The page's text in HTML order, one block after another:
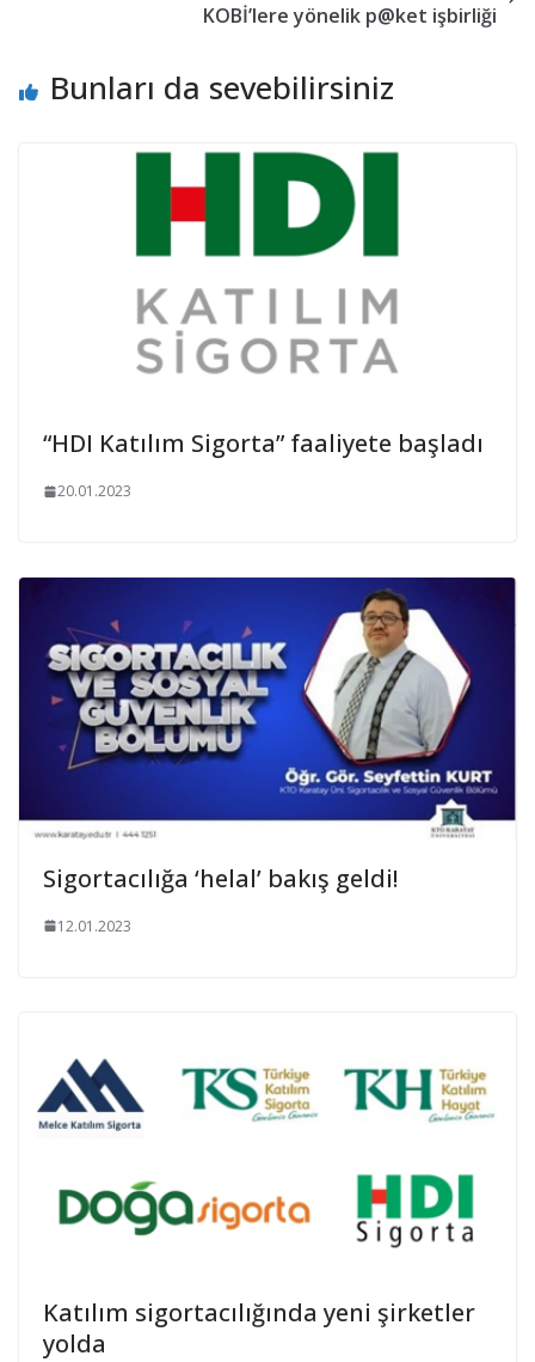
KOBİ’lere yönelik p@ket işbirliği
Bunları da sevebilirsiniz
“HDI Katılım Sigorta” faaliyete başladı
20.01.2023
Sigortacılığa ‘helal’ bakış geldi!
12.01.2023
Katılım sigortacılığında yeni şirketler
yolda